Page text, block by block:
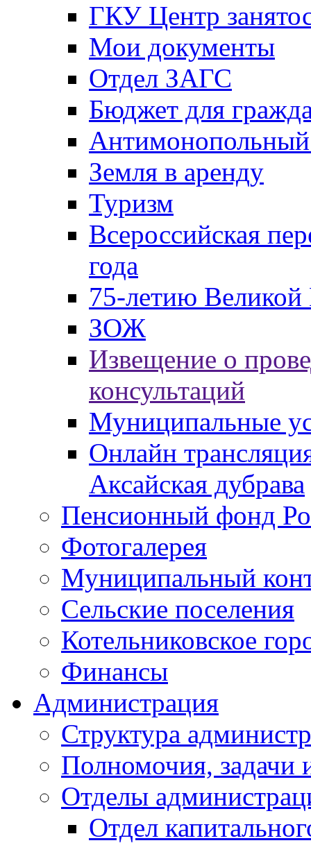
ГКУ Центр
Мои документы
Отдел ЗАГС
Бюджет для
Антимонопольный
Земля в аренду
Туризм
Всероссийская
года
75-летию
ЗОЖ
Извещение о
консультаций
Муниципальные
Онлайн
Аксайская дубрава
Пенсионный фонд
Фотогалерея
Муниципальный
Сельские поселения
Котельниковское
Финансы
Администрация
Структура
Полномочия, задачи
Отделы
Отдел